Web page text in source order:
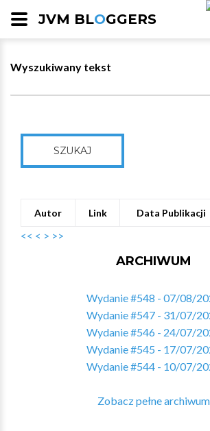
JVM BLOGGERS
Wyszukiwany tekst
SZUKAJ
Autor Link Data Publikacji
<< < > >>
ARCHIWUM
Wydanie #548 - 07/08/
Wydanie #547 - 31/07/
Wydanie #546 - 24/07/
Wydanie #545 - 17/07/
Wydanie #544 - 10/07/
Zobacz pełne archiwum